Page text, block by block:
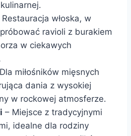
Restauracja włoska, w
ravioli z burakiem
w ciekawych
miłośników mięsnych
dania z wysokiej
w rockowej atmosferze.
– Miejsce z tradycyjnymi
idealne dla rodziny